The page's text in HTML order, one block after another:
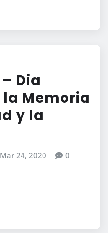
Dia
Memoria
y la
Mar 24, 2020 0